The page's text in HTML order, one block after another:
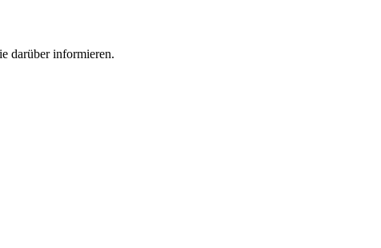
darüber informieren.